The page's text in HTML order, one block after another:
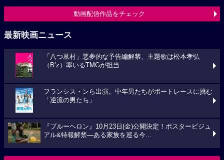
動画配信作品をチェック
最新映画ニュース
「八つ墓村」悪夢的な予告編解禁、主題歌は松本孝弘
（B’z）率いるTMGが担当
フランシス・ンら出演。中年男たちがボートレースに挑む
「逆流の男たち」
『ブルーヘロン』10月23日(金)公開決定！ポスタービジュ
アル&特報解禁―ある家族を巡る今...